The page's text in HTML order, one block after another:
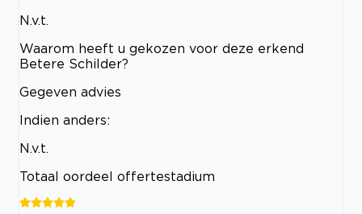
N.v.t.
Waarom heeft u gekozen voor deze erkend
Betere Schilder?
Gegeven advies
Indien anders:
N.v.t.
Totaal oordeel offertestadium